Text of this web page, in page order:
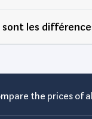
sont les
the prices of